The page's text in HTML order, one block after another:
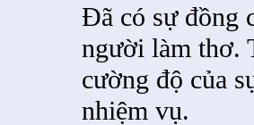
Đã có sự đồng
người làm thơ.
cường độ của
nhiệm vụ.